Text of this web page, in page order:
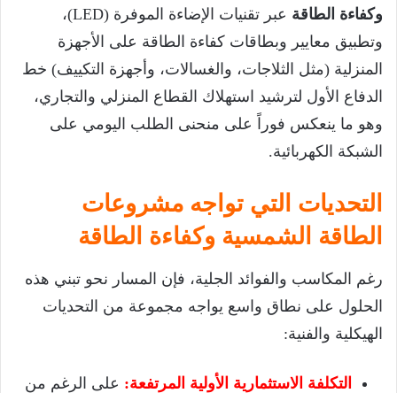
وكفاءة الطاقة عبر تقنيات الإضاءة الموفرة (LED)،
وتطبيق معايير وبطاقات كفاءة الطاقة على الأجهزة
المنزلية (مثل الثلاجات، والغسالات، وأجهزة التكييف) خط
الدفاع الأول لترشيد استهلاك القطاع المنزلي والتجاري،
وهو ما ينعكس فوراً على منحنى الطلب اليومي على
الشبكة الكهربائية.
التحديات التي تواجه مشروعات
الطاقة الشمسية وكفاءة الطاقة
رغم المكاسب والفوائد الجلية، فإن المسار نحو تبني هذه
الحلول على نطاق واسع يواجه مجموعة من التحديات
الهيكلية والفنية:
التكلفة الاستثمارية الأولية المرتفعة: على الرغم من